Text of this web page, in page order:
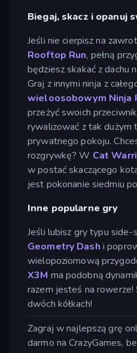
Biegaj, skacz i opanuj
Jeśli nie cierpisz na
Rooftop Run, pełną
będziesz skakać z dachu
Graj z innymi ninja z
wieloosobowym Ninja
przeżyć swoich
rywalizować z tak dużym
prywatnego pokoju.
rozgrywkę? W Cat
w postać skaczącego
jest pokonanie siedmiu
Inne popularne gry
Jeśli lubisz gry typu
Geometry Dash i
wielopoziomową
X3M ma podobną
razem jesteś na rowerze!
dwóch kółkach!
Zagraj w najlepszą grę
darmo na CrazyGames,